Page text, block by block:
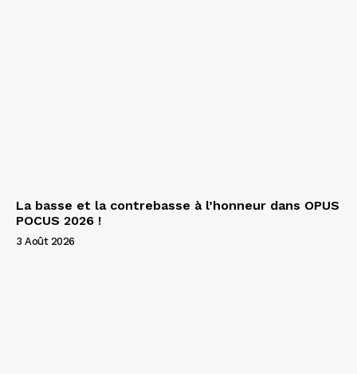
La basse et la contrebasse à l’honneur dans OPUS
POCUS 2026 !
3 Août 2026